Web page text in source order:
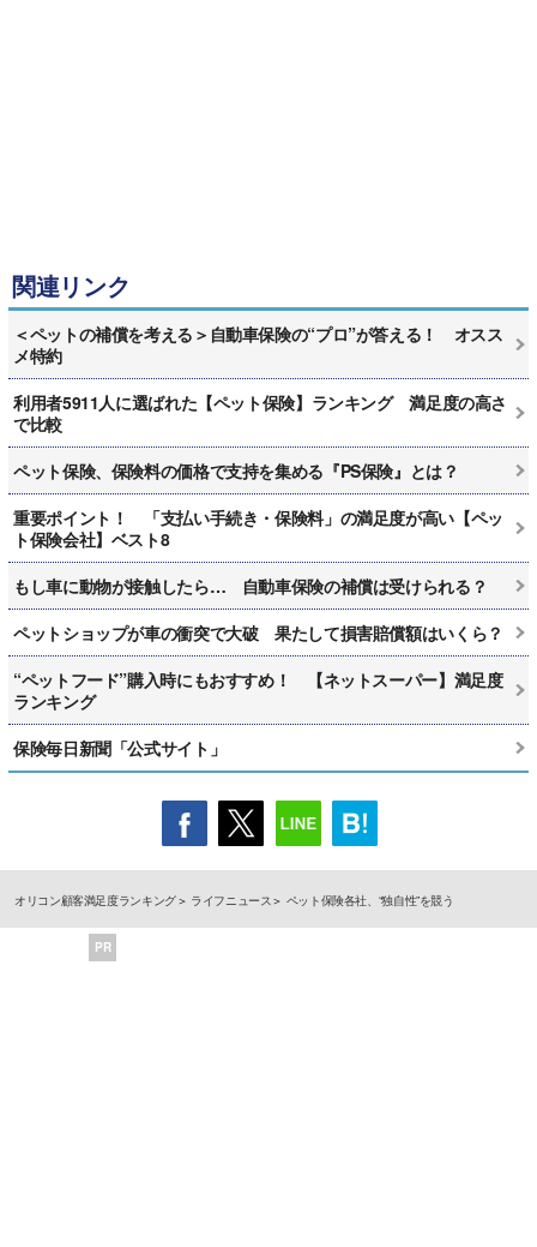
関連リンク
＜ペットの補償を考える＞自動車保険の“プロ”が答える！ オスス
メ特約
利用者5911人に選ばれた【ペット保険】ランキング 満足度の高さ
で比較
ペット保険、保険料の価格で支持を集める『PS保険』とは？
重要ポイント！ 「支払い手続き・保険料」の満足度が高い【ペッ
ト保険会社】ベスト8
もし車に動物が接触したら… 自動車保険の補償は受けられる？
ペットショップが車の衝突で大破 果たして損害賠償額はいくら？
“ペットフード”購入時にもおすすめ！ 【ネットスーパー】満足度
ランキング
保険毎日新聞「公式サイト」
オリコン顧客満足度ランキング ライフニュース ペット保険各社、“独自性”を競う
PR